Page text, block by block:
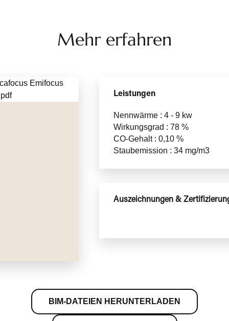
Mehr erfahren
Leistungen
Nennwärme : 4 - 9 kw
Wirkungsgrad : 78 %
CO-Gehalt : 0,10 %
Staubemission : 34 mg/m3
Auszeichnungen &
BIM-DATEIEN HERUNTERLADEN